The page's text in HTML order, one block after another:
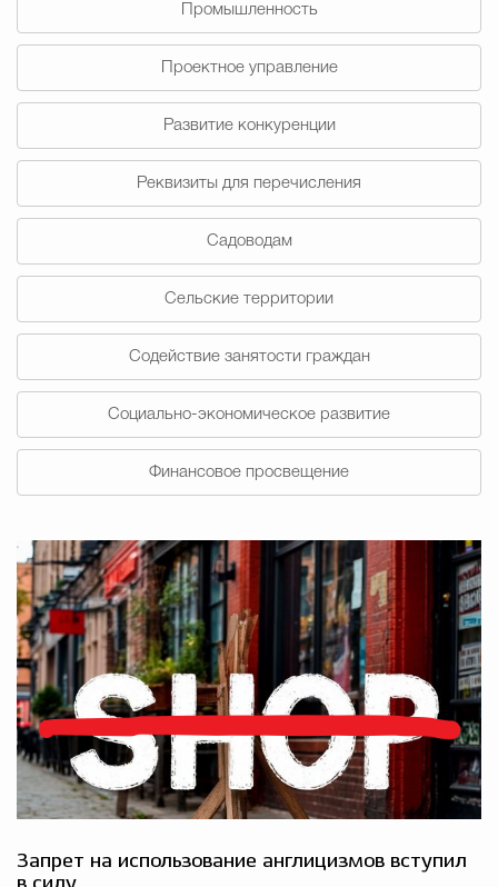
Промышленность
Проектное управление
Развитие конкуренции
Реквизиты для перечисления
Садоводам
Сельские территории
Содействие занятости граждан
Социально-экономическое развитие
Финансовое просвещение
Запрет на использование англицизмов вступил